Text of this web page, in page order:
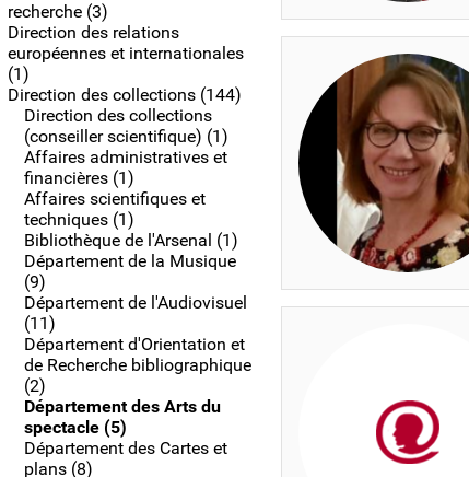
recherche (3)
Direction des relations
européennes et internationales
(1)
Direction des collections (144)
Direction des collections
(conseiller scientifique) (1)
Affaires administratives et
financières (1)
Affaires scientifiques et
techniques (1)
Bibliothèque de l'Arsenal (1)
Département de la Musique
(9)
Département de l'Audiovisuel
(11)
Département d'Orientation et
de Recherche bibliographique
(2)
Département des Arts du
spectacle (5)
Département des Cartes et
plans (8)